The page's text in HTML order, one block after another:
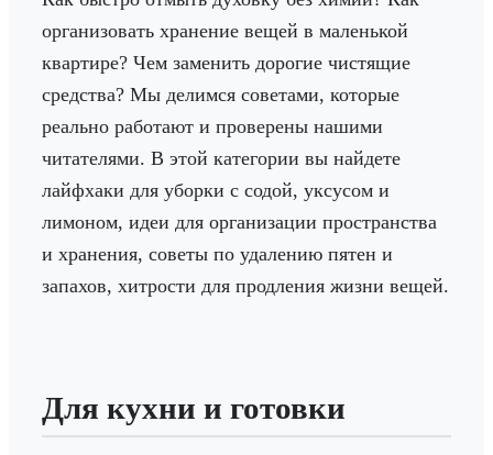
организовать хранение вещей в маленькой
квартире? Чем заменить дорогие чистящие
средства? Мы делимся советами, которые
реально работают и проверены нашими
читателями. В этой категории вы найдете
лайфхаки для уборки с содой, уксусом и
лимоном, идеи для организации пространства
и хранения, советы по удалению пятен и
запахов, хитрости для продления жизни вещей.
Для кухни и готовки